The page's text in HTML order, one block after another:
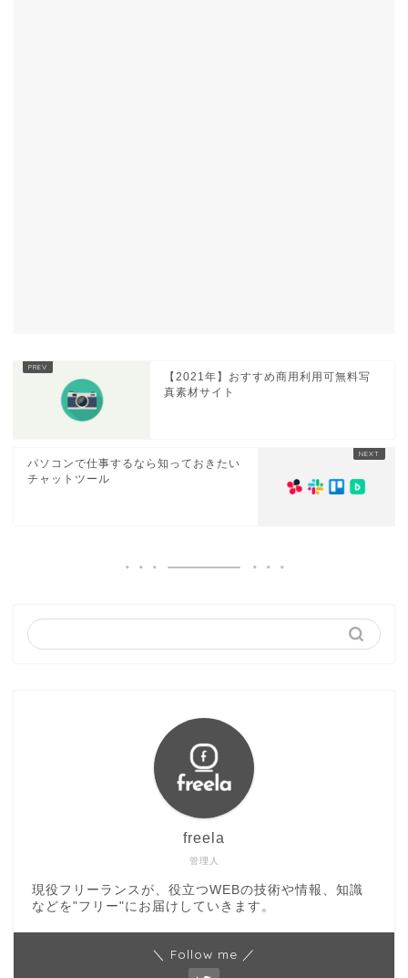
【2021年】おすすめ商用利用可無料写
真素材サイト
パソコンで仕事するなら知っておきたい
チャットツール
管理人
freela
現役フリーランスが、役立つWEBの技術や情報、知識
などを"フリー"にお届けしていきます。
＼ Follow me ／